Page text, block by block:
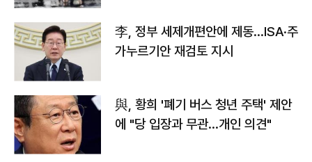
李, 정부 세제개편안에 제동…ISA·주
가누르기안 재검토 지시
與, 황희 '폐기 버스 청년 주택' 제안
에 "당 입장과 무관…개인 의견"